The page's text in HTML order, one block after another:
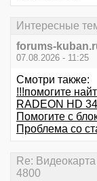
Интересные
forums-
07.08.2026 - 11:25
Смотри также:
!!!помогите
RADEON HD
Помогите с
Проблема со
Re:
4800